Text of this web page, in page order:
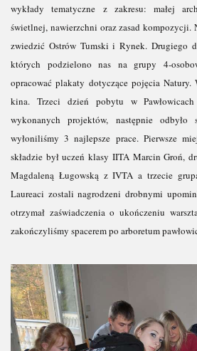
wykłady tematyczne z zakresu: małej
świetlnej, nawierzchni oraz zasad kompozycji.
zwiedzić Ostrów Tumski i Rynek. Drugiego
których podzielono nas na grupy 4-
opracować plakaty dotyczące pojęcia Natury.
kina. Trzeci dzień pobytu w Pawłowicach
wykonanych projektów, następnie
wyłoniliśmy 3 najlepsze prace. Pierwsze
składzie był uczeń klasy IITA Marcin Groń,
Magdaleną Ługowską z IVTA a trzecie
Laureaci zostali nagrodzeni drobnymi
otrzymał zaświadczenia o ukończeniu
zakończyliśmy spacerem po arboretum